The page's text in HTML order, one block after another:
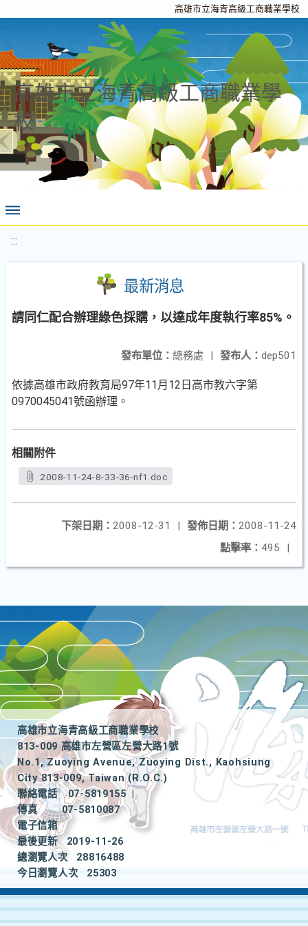
高雄市立海青高級工商職業學校
高雄市立海青高級工商職業學
校
:::
最新消息
請同仁配合辦理綠色採購，以達成年度執行率85%。
發布人： dep501
發布單位： 總務處 |
依據高雄市政府教育局97年11月12日高市教六字第
0970045041號函辦理。
相關附件
2008-11-24-8-33-36-nf1.doc
發佈日期： 2008-11-24
下架日期： 2008-12-31
|
點擊率： 495 |
高雄市立海青高級工商職業學校
813-009 高雄市左營區左營大路1號
No.1, Zuoying Avenue, Zuoying Dist., Kaohsiung
City 813-009, Taiwan (R.O.C.)
聯絡電話
07-5819155
|
傳真
07-5810087
電子信箱
最後更新
2019-11-26
總瀏覽人次
28816488
今日瀏覽人次
25303